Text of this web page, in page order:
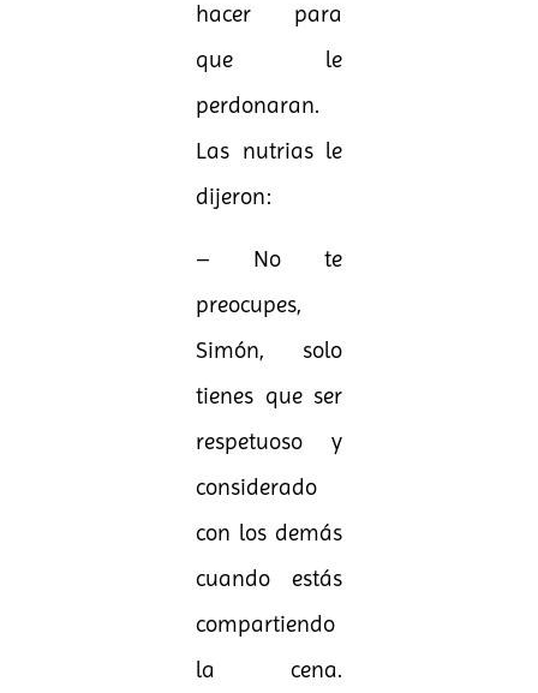
hacer para
que le
perdonaran.
Las nutrias le
dijeron:
– No te
preocupes,
Simón, solo
tienes que ser
respetuoso y
considerado
con los demás
cuando estás
compartiendo
la cena.